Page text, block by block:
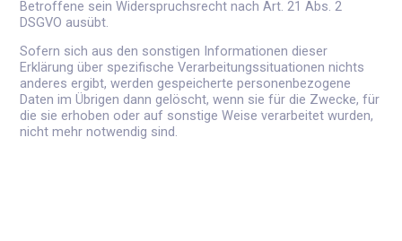
Betroffene sein Widerspruchsrecht nach Art. 21 Abs. 2
DSGVO ausübt.
Sofern sich aus den sonstigen Informationen dieser
Erklärung über spezifische Verarbeitungssituationen nichts
anderes ergibt, werden gespeicherte personenbezogene
Daten im Übrigen dann gelöscht, wenn sie für die Zwecke, für
die sie erhoben oder auf sonstige Weise verarbeitet wurden,
nicht mehr notwendig sind.